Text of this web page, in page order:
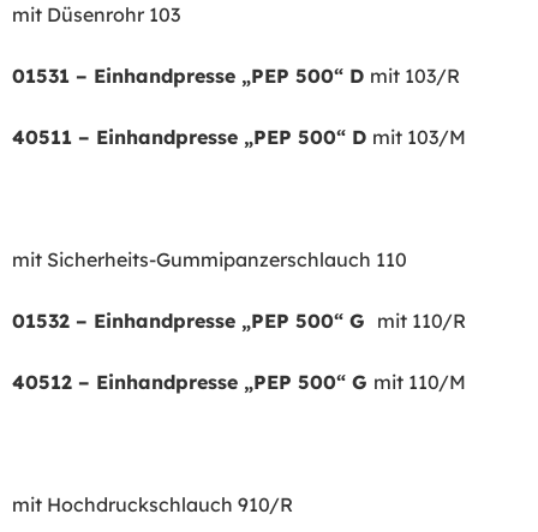
mit Düsenrohr 103
01531 – Einhandpresse „PEP 500“ D mit 103/R
40511 – Einhandpresse „PEP 500“ D mit 103/M
mit Sicherheits-Gummipanzerschlauch 110
01532 – Einhandpresse „PEP 500“ G mit 110/R
40512 – Einhandpresse „PEP 500“ G mit 110/M
mit Hochdruckschlauch 910/R